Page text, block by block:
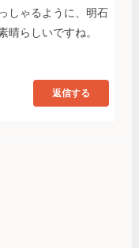
しゃるように、明石
らしいですね。
返信する